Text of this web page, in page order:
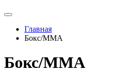
Главная
Бокс/MMA
Бокс/MMA